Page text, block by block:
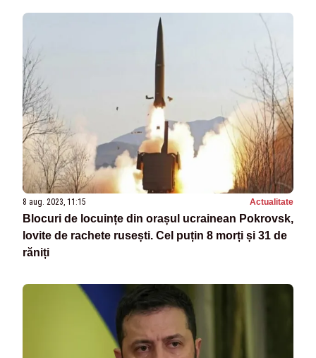
8 aug. 2023, 11:15 Actualitate
Blocuri de locuințe din orașul ucrainean Pokrovsk,
lovite de rachete rusești. Cel puțin 8 morți și 31 de
răniți